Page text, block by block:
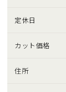
定休日
カット価格
住所